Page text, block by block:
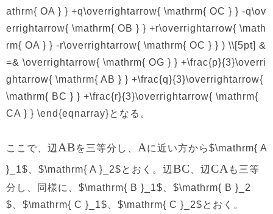
athrm{ OA } } +q\overrightarrow{ \mathrm{ OC } } -q\ov
errightarrow{ \mathrm{ OB } } +r\overrightarrow{ \math
rm{ OA } } -r\overrightarrow{ \mathrm{ OC } } ) \\[5pt] &
=& \overrightarrow{ \mathrm{ OG } } +\frac{p}{3}\overri
ghtarrow{ \mathrm{ AB } } +\frac{q}{3}\overrightarrow{
\mathrm{ BC } } +\frac{r}{3}\overrightarrow{ \mathrm{
CA } } \end{eqnarray}となる。
ここで、辺 ABを三等分し、 Aに近い方から$\mathrm{ A
}_1$、$\mathrm{ A }_2$とおく。辺 BC 、辺 CA も三等
分し、同様に、$\mathrm{ B }_1$、$\mathrm{ B }_2
$、$\mathrm{ C }_1$、$\mathrm{ C }_2$とおく。